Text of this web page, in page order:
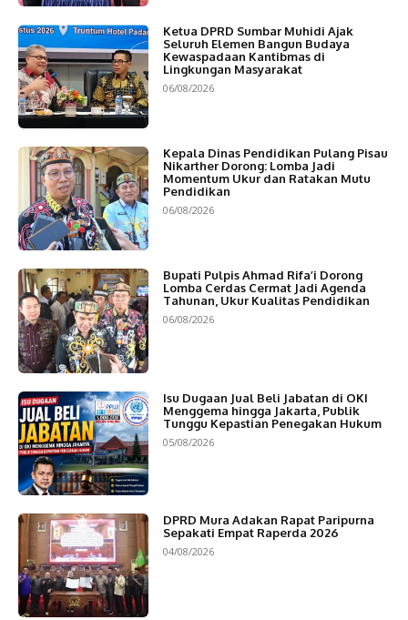
Ketua DPRD Sumbar Muhidi Ajak
Seluruh Elemen Bangun Budaya
Kewaspadaan Kantibmas di
Lingkungan Masyarakat
06/08/2026
Kepala Dinas Pendidikan Pulang Pisau
Nikarther Dorong: Lomba Jadi
Momentum Ukur dan Ratakan Mutu
Pendidikan
06/08/2026
Bupati Pulpis Ahmad Rifa’i Dorong
Lomba Cerdas Cermat Jadi Agenda
Tahunan, Ukur Kualitas Pendidikan
06/08/2026
Isu Dugaan Jual Beli Jabatan di OKI
Menggema hingga Jakarta, Publik
Tunggu Kepastian Penegakan Hukum
05/08/2026
DPRD Mura Adakan Rapat Paripurna
Sepakati Empat Raperda 2026
04/08/2026